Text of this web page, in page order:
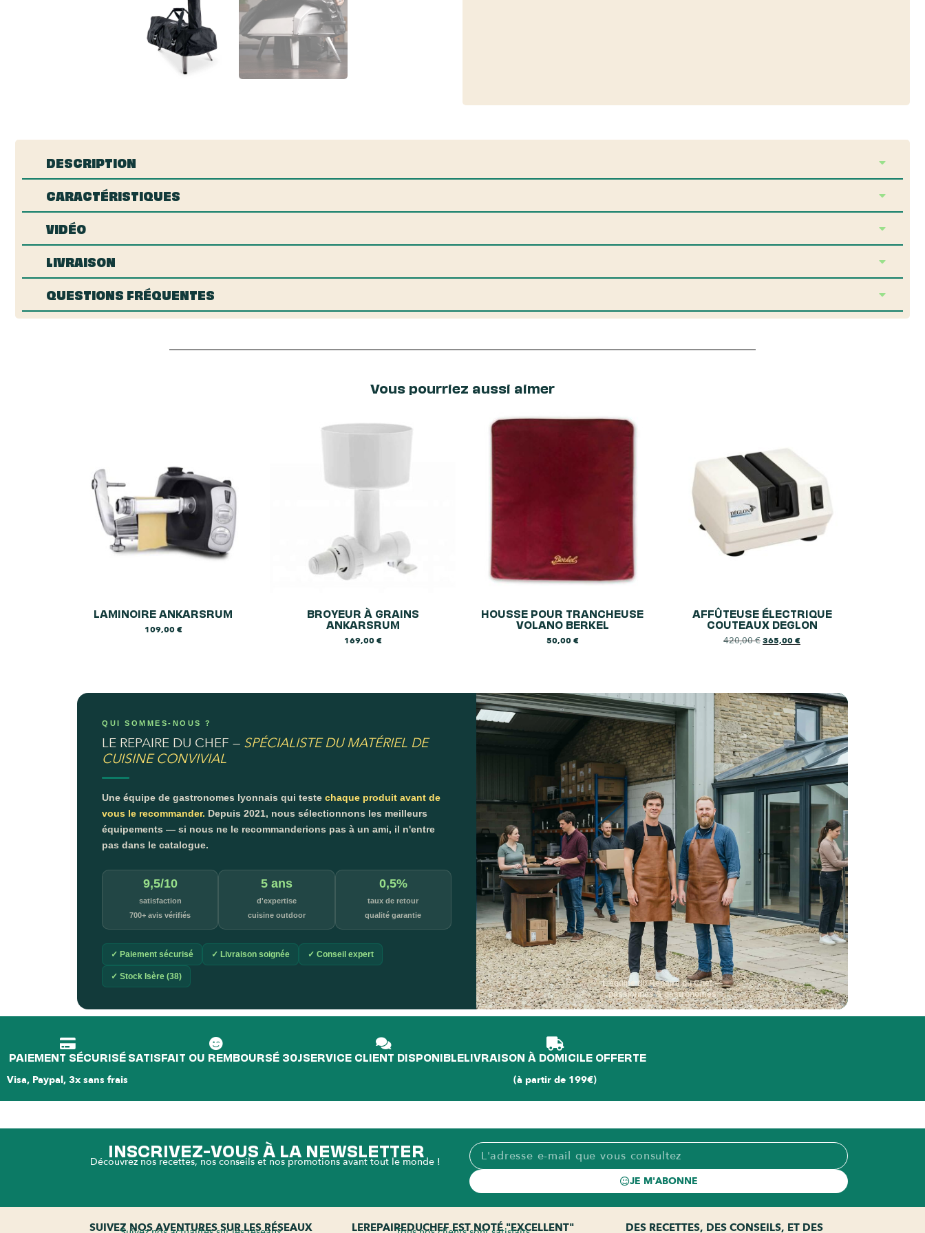
DESCRIPTION
CARACTÉRISTIQUES
VIDÉO
LIVRAISON
QUESTIONS FRÉQUENTES
Vous pourriez aussi aimer
LAMINOIRE ANKARSRUM
109,00€
BROYEUR À GRAINS
ANKARSRUM
169,00€
HOUSSE POUR TRANCHEUSE
VOLANO BERKEL
50,00€
AFFÛTEUSE ÉLECTRIQUE
COUTEAUX DEGLON
420,00€365,00€
QUI SOMMES-NOUS ?
LE REPAIRE DU CHEF — SPÉCIALISTE DU MATÉRIEL DE
CUISINE CONVIVIAL
Une équipe de gastronomes lyonnais qui teste chaque produit avant de
vous le recommander. Depuis 2021, nous sélectionnons les meilleurs
équipements — si nous ne le recommanderions pas à un ami, il n'entre
pas dans le catalogue.
9,5/10
satisfaction
700+ avis vérifiés
5 ans
d'expertise
cuisine outdoor
0,5%
taux de retour
qualité garantie
✓ Paiement sécurisé ✓ Livraison soignée ✓ Conseil expert
✓ Stock Isère (38)
L'équipe du Repaire du Chef —
passionnés & gastronomes
PAIEMENT SÉCURISÉ
Visa, Paypal, 3x sans frais
SATISFAIT OU REMBOURSÉ 30JSERVICE CLIENT DISPONIBLELIVRAISON À DOMICILE OFFERTE
(à partir de 199€)
INSCRIVEZ-VOUS À LA NEWSLETTER
Découvrez nos recettes, nos conseils et nos promotions avant tout le monde !
JE M'ABONNE
SUIVEZ NOS AVENTURES SUR LES RÉSEAUX LEREPAIREDUCHEF EST NOTÉ "EXCELLENT"
DES RECETTES, DES CONSEILS, ET DES